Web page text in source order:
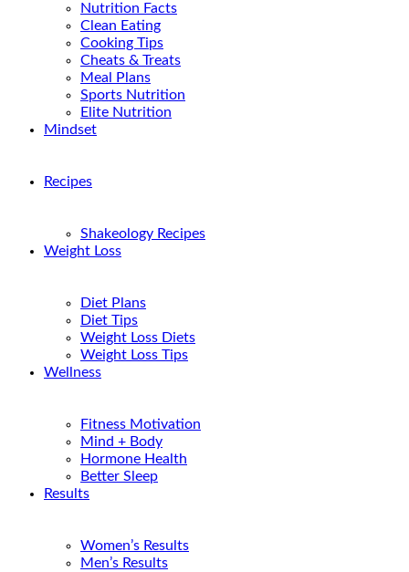
Nutrition Facts
Clean Eating
Cooking Tips
Cheats & Treats
Meal Plans
Sports Nutrition
Elite Nutrition
Mindset
Recipes
Shakeology Recipes
Weight Loss
Diet Plans
Diet Tips
Weight Loss Diets
Weight Loss Tips
Wellness
Fitness Motivation
Mind + Body
Hormone Health
Better Sleep
Results
Women’s Results
Men’s Results